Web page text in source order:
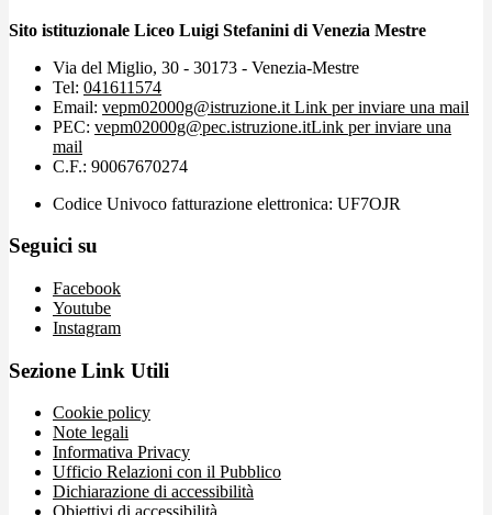
Sito istituzionale Liceo Luigi Stefanini di Venezia Mestre
Via del Miglio, 30 - 30173 - Venezia-Mestre
Tel: 041611574
Email: vepm02000g@istruzione.it Link per inviare una mail
PEC: vepm02000g@pec.istruzione.itLink per inviare una
mail
C.F.: 90067670274
Codice Univoco fatturazione elettronica: UF7OJR
Seguici su
Facebook
Youtube
Instagram
Sezione Link Utili
Cookie policy
Note legali
Informativa Privacy
Ufficio Relazioni con il Pubblico
Dichiarazione di accessibilità